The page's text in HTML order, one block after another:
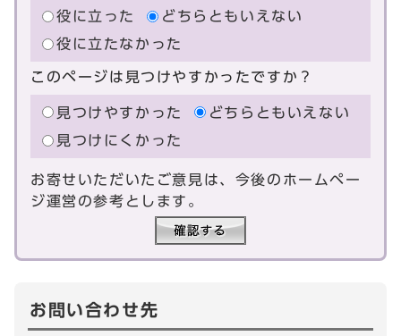
役に立った
どちらともいえない
役に立たなかった
このページは見つけやすかったですか？
見つけやすかった
どちらともいえない
見つけにくかった
お寄せいただいたご意見は、今後のホームペー
ジ運営の参考とします。
お問い合わせ先